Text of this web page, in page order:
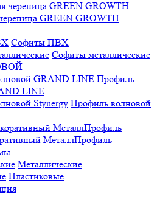
GREEN GROWTH
Софиты ПВХ
Софиты металлические
Профиль
LINE
Профиль волновой
МеталлПрофиль
Металлические
Пластиковые